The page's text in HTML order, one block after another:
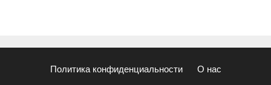
Политика конфиденциальности О нас